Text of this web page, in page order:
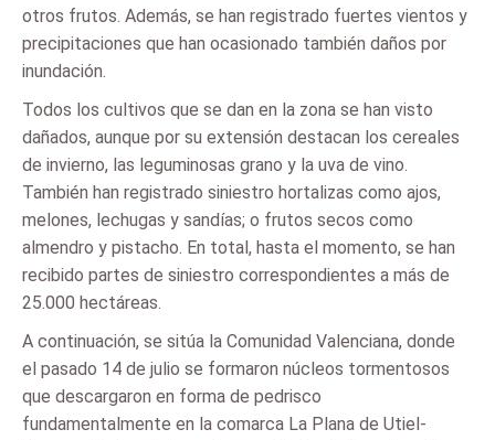
otros frutos. Además, se han registrado fuertes vientos y
precipitaciones que han ocasionado también daños por
inundación.
Todos los cultivos que se dan en la zona se han visto
dañados, aunque por su extensión destacan los cereales
de invierno, las leguminosas grano y la uva de vino.
También han registrado siniestro hortalizas como ajos,
melones, lechugas y sandías; o frutos secos como
almendro y pistacho. En total, hasta el momento, se han
recibido partes de siniestro correspondientes a más de
25.000 hectáreas.
A continuación, se sitúa la Comunidad Valenciana, donde
el pasado 14 de julio se formaron núcleos tormentosos
que descargaron en forma de pedrisco
fundamentalmente en la comarca La Plana de Utiel-